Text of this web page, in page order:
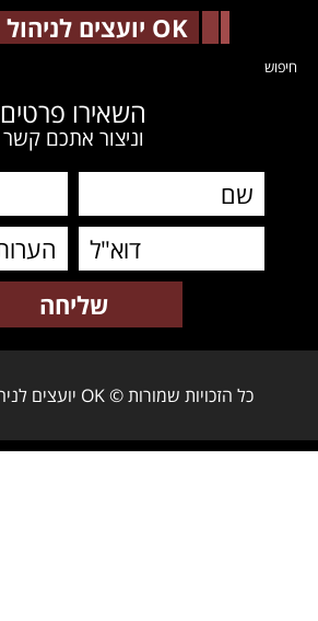
OK יועצים לניהול
חיפוש
השאירו פרטים
וניצור אתכם קשר
כל הזכויות שמורות © OK יועצים לניהול 2009-2025